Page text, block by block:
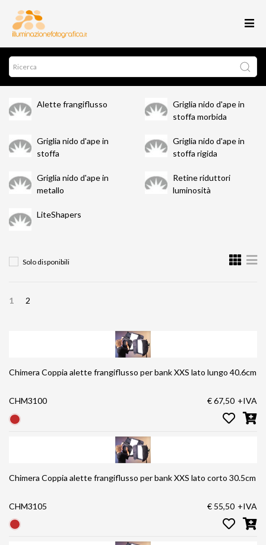
Alette frangiflusso
Griglia nido d'ape in
stoffa morbida
Griglia nido d'ape in
stoffa
Griglia nido d'ape in
stoffa rigida
Griglia nido d'ape in
metallo
Retine riduttori
luminosità
LiteShapers
Solo disponibili
1 2
Chimera Coppia alette frangiflusso per bank XXS lato lungo 40.6cm
CHM3100 € 67,50 +IVA
Chimera Coppia alette frangiflusso per bank XXS lato corto 30.5cm
CHM3105 € 55,50 +IVA